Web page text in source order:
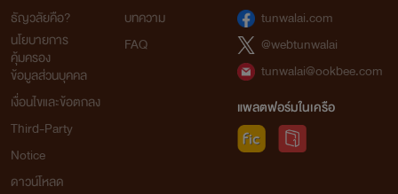
ธัญวลัยคือ?
นโยบายการ
คุ้มครอง
ข้อมูลส่วนบุคคล
เงื่อนไขและข้อตกลง
Third-Party
Notice
ดาวน์โหลด
บทความ
FAQ
tunwalai.com
@webtunwalai
tunwalai@ookbee.com
แพลตฟอร์มในเครือ